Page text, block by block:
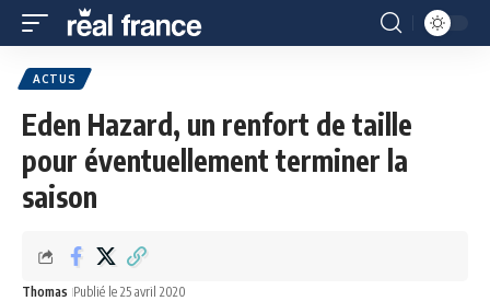
ACTUS
Eden Hazard, un renfort de taille
pour éventuellement terminer la
saison
Thomas Publié le 25 avril 2020